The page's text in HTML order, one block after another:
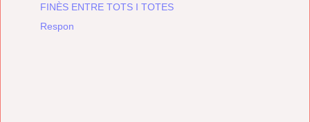
FINÈS ENTRE TOTS I TOTES
Respon